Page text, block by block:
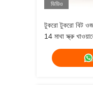
ভিডিও
টুকরো টুকরো বিট
14 মাথা স্ক্রু